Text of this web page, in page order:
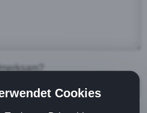
stimmen Sie zu, dass
Cookies